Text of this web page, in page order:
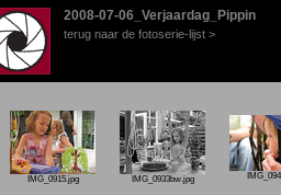
2008-07-06_Verjaardag_Pippin
terug naar de fotoserie-lijst >
IMG_0915.jpg IMG_0933bw.jpg